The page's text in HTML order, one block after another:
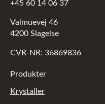
+45 60 14 06 37
Valmuevej 46
4200 Slagelse
CVR-NR: 36869836
Produkter
Krystaller